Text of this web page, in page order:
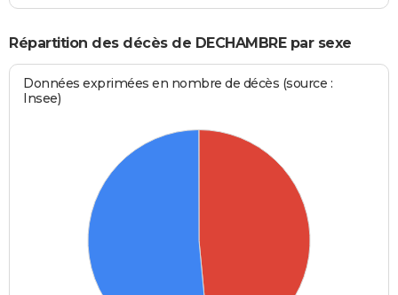
Répartition des décès de DECHAMBRE par sexe
Données exprimées en nombre de décès (source :
Insee)